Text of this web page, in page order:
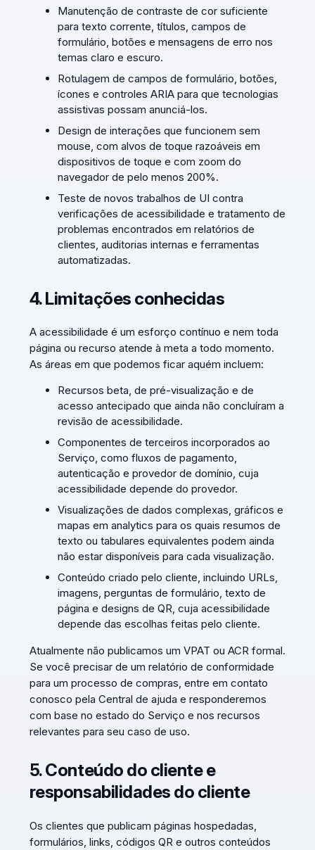
Manutenção de contraste de cor suficiente
para texto corrente, títulos, campos de
formulário, botões e mensagens de erro nos
temas claro e escuro.
Rotulagem de campos de formulário, botões,
ícones e controles ARIA para que tecnologias
assistivas possam anunciá-los.
Design de interações que funcionem sem
mouse, com alvos de toque razoáveis em
dispositivos de toque e com zoom do
navegador de pelo menos 200%.
Teste de novos trabalhos de UI contra
verificações de acessibilidade e tratamento de
problemas encontrados em relatórios de
clientes, auditorias internas e ferramentas
automatizadas.
4. Limitações conhecidas
A acessibilidade é um esforço contínuo e nem toda
página ou recurso atende à meta a todo momento.
As áreas em que podemos ficar aquém incluem:
Recursos beta, de pré-visualização e de
acesso antecipado que ainda não concluíram a
revisão de acessibilidade.
Componentes de terceiros incorporados ao
Serviço, como fluxos de pagamento,
autenticação e provedor de domínio, cuja
acessibilidade depende do provedor.
Visualizações de dados complexas, gráficos e
mapas em analytics para os quais resumos de
texto ou tabulares equivalentes podem ainda
não estar disponíveis para cada visualização.
Conteúdo criado pelo cliente, incluindo URLs,
imagens, perguntas de formulário, texto de
página e designs de QR, cuja acessibilidade
depende das escolhas feitas pelo cliente.
Atualmente não publicamos um VPAT ou ACR formal.
Se você precisar de um relatório de conformidade
para um processo de compras, entre em contato
conosco pela Central de ajuda e responderemos
com base no estado do Serviço e nos recursos
relevantes para seu caso de uso.
5. Conteúdo do cliente e
responsabilidades do cliente
Os clientes que publicam páginas hospedadas,
formulários, links, códigos QR e outros conteúdos